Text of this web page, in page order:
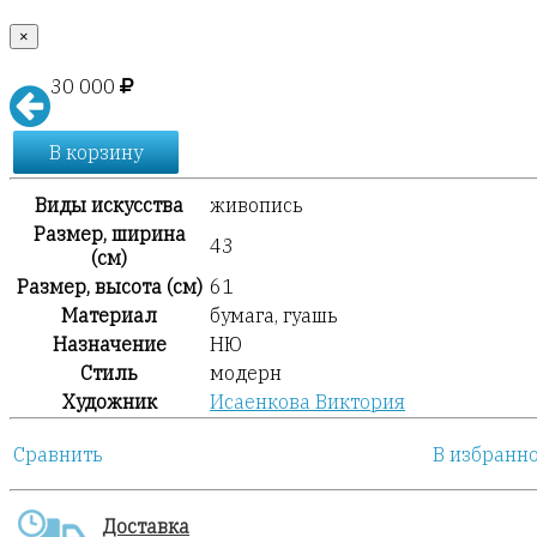
×
30 000
В корзину
Виды искусства
живопись
Размер, ширина
(см)
43
Размер, высота (см) 61
Материал
бумага, гуашь
Назначение
НЮ
Стиль
модерн
Художник
Исаенкова Виктория
Сравнить В
Доставка